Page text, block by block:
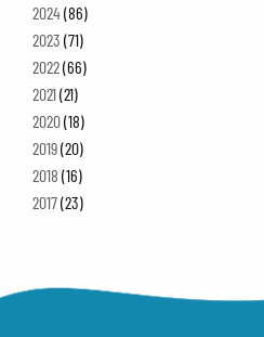
2024(86)
2023 (71)
2022(66)
2021(21)
2020(18)
2019(20)
2018 (16)
2017(23)